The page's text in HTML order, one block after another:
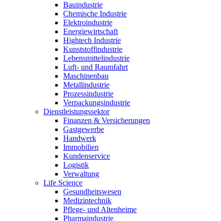
Bauindustrie
Chemische Industrie
Elektroindustrie
Energiewirtschaft
Hightech Industrie
Kunststoffindustrie
Lebensmittelindustrie
Luft- und Raumfahrt
Maschinenbau
Metallindustrie
Prozessindustrie
Verpackungsindustrie
Dienstleistungssektor
Finanzen & Versicherungen
Gastgewerbe
Handwerk
Immobilien
Kundenservice
Logistik
Verwaltung
Life Science
Gesundheitswesen
Medizintechnik
Pflege- und Altenheime
Pharmaindustrie